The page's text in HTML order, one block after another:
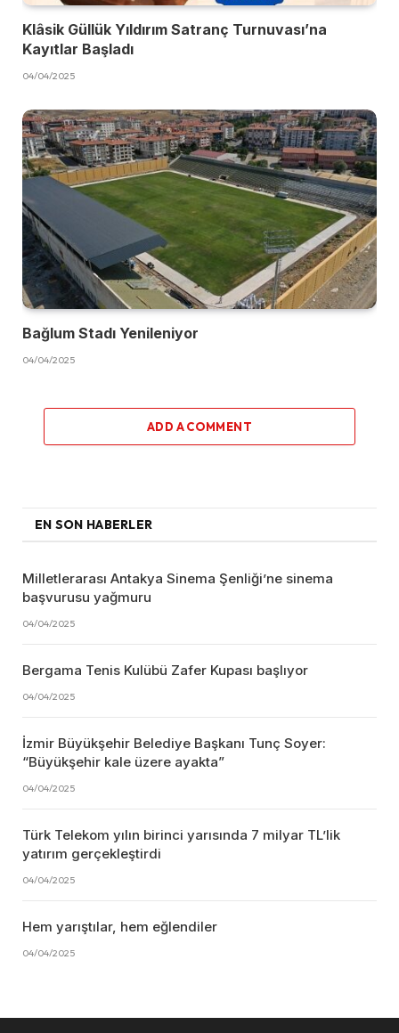
Klâsik Güllük Yıldırım Satranç Turnuvası’na
Kayıtlar Başladı
04/04/2025
Bağlum Stadı Yenileniyor
04/04/2025
ADD A COMMENT
EN SON HABERLER
Milletlerarası Antakya Sinema Şenliği’ne sinema
başvurusu yağmuru
04/04/2025
Bergama Tenis Kulübü Zafer Kupası başlıyor
04/04/2025
İzmir Büyükşehir Belediye Başkanı Tunç Soyer:
“Büyükşehir kale üzere ayakta”
04/04/2025
Türk Telekom yılın birinci yarısında 7 milyar TL’lik
yatırım gerçekleştirdi
04/04/2025
Hem yarıştılar, hem eğlendiler
04/04/2025